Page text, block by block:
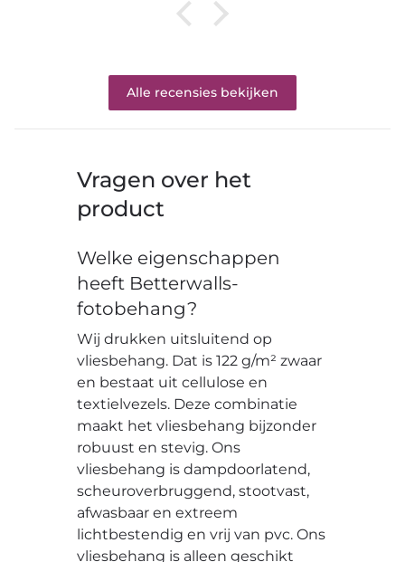
Alle recensies bekijken
Vragen over het
product
Welke eigenschappen
heeft Betterwalls-
fotobehang?
Wij drukken uitsluitend op
vliesbehang. Dat is 122 g/m² zwaar
en bestaat uit cellulose en
textielvezels. Deze combinatie
maakt het vliesbehang bijzonder
robuust en stevig. Ons
vliesbehang is dampdoorlatend,
scheuroverbruggend, stootvast,
afwasbaar en extreem
lichtbestendig en vrij van pvc. Ons
vliesbehang is alleen geschikt